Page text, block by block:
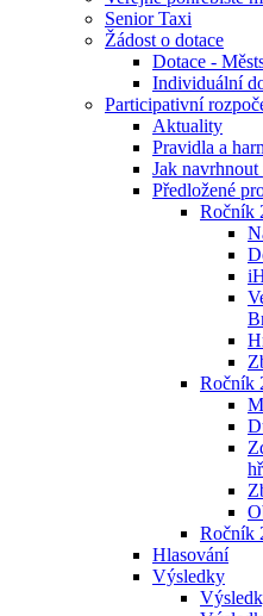
Senior Taxi
Žádost o dotace
Dotace -
Individuální
Participativní
Aktuality
Pravidla a
Jak
Předložené
Ročník
Ročník
Ročník
Hlasování
Výsledky